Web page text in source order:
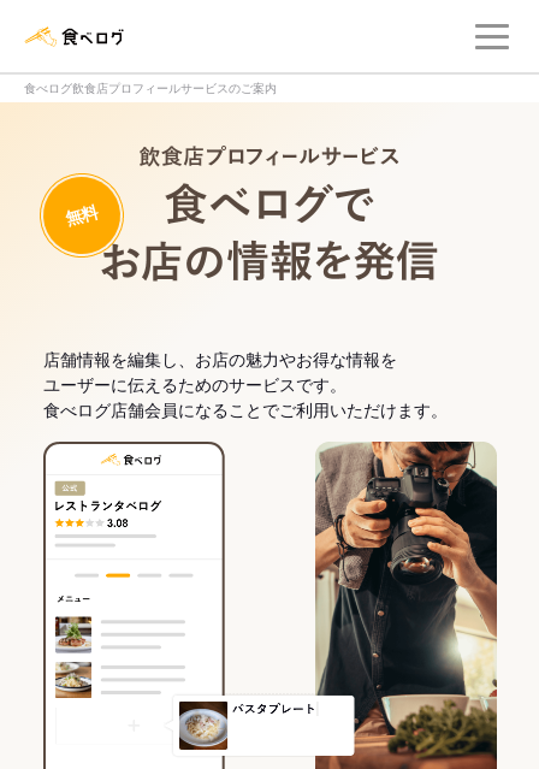
食べログ飲食店プロフィールサービスのご案内
無料
店舗情報を編集し、お店の魅力やお得な情報を
ユーザーに伝えるためのサービスです。
食べログ店舗会員になることでご利用いただけます。